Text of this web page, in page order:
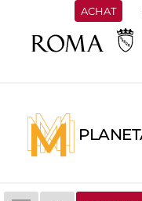
ACHAT